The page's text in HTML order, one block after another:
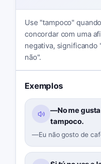
Use "tampoco"
concordar com uma
negativa, significando
não".
Exemplos
—No me
tampoco.
—Eu não gosto de